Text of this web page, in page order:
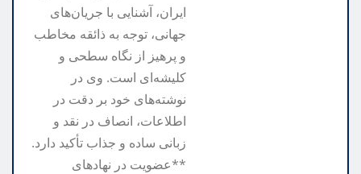
ایران، آشنایی با جریان‌های
جهانی، توجه به ذائقه مخاطب
و پرهیز از نگاه سطحی و
کلیشه‌ای است. وی در
نوشته‌های خود بر دقت در
اطلاعات، انصاف در نقد و
زبانی ساده و جذاب تأکید دارد.
**عضویت در نهادهای